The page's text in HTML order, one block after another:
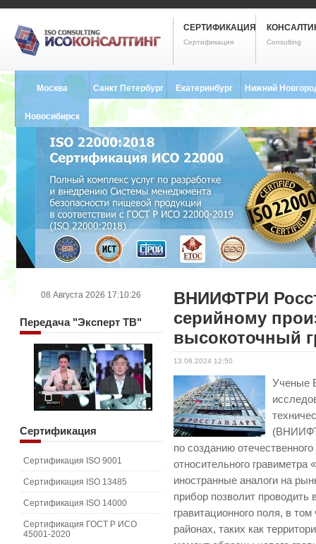
СЕРТИФИКАЦИЯ
Сертификация Consulting
Москва Санкт Петербург
8 (812) 748-2493
Екатеринбург
8 (343) 237-2593
Нижний
Новосибирск
8 (383) 227-8449
ВНИИФТРИ
серийному
высокоточный
13.08.2024 12:50
Ученые
по созданию
относительного
иностранные аналоги на
прибор позволит
гравитационного поля, в
районах, таких как
08 Августа 2026 17:10:26
Передача"Эксперт ТВ"
Сертификация
Сертификация ISO 9001
Сертификация ISO 13485
Сертификация ISO 14000
Сертификация ГОСТ Р ИСО
45001-2020